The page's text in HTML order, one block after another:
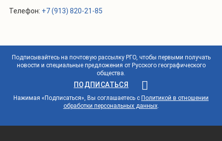
Телефон: +7 (913) 820-21-85
Подписывайтесь на почтовую рассылку РГО, чтобы первыми получать
новости и специальные предложения от Русского географического
общества.
ПОДПИСАТЬСЯ
Нажимая «Подписаться», Вы соглашаетесь с Политикой в отношении
обработки персональных данных.